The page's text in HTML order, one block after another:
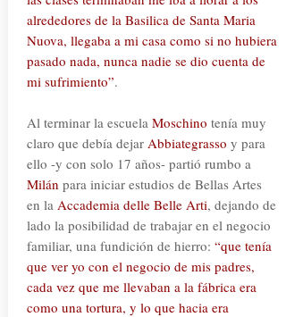
alrededores de la Basilica de Santa Maria
Nuova, llegaba a mi casa como si no hubiera
pasado nada, nunca nadie se dio cuenta de
mi sufrimiento”.
Al terminar la escuela Moschino tenía muy
claro que debía dejar Abbiategrasso y para
ello -y con solo 17 años- partió rumbo a
Milán para iniciar estudios de Bellas Artes
en la Accademia delle Belle Arti, dejando de
lado la posibilidad de trabajar en el negocio
familiar, una fundición de hierro: “que tenía
que ver yo con el negocio de mis padres,
cada vez que me llevaban a la fábrica era
como una tortura, y lo que hacia era